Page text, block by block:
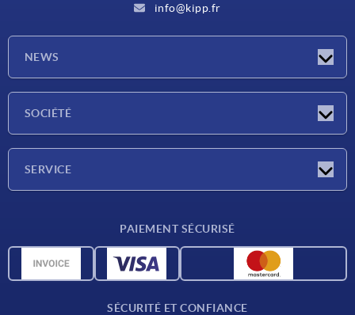
info@kipp.fr
NEWS
SOCIÉTÉ
SERVICE
Données CAO
PAIEMENT SÉCURISÉ
SÉCURITÉ ET CONFIANCE